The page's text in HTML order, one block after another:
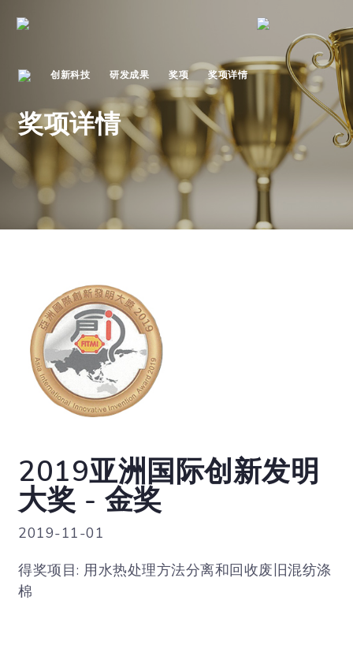
创新科技 研发成果 奖项 奖项详情
奖项详情
2019亚洲国际创新发明
大奖 - 金奖
2019-11-01
得奖项目: 用水热处理方法分离和回收废旧混纺涤
棉